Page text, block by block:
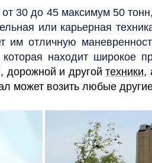
30 до 45 максимум 50
или карьерная
им отличную
находит широкое
дорожной и другойтехники,
может возить любые